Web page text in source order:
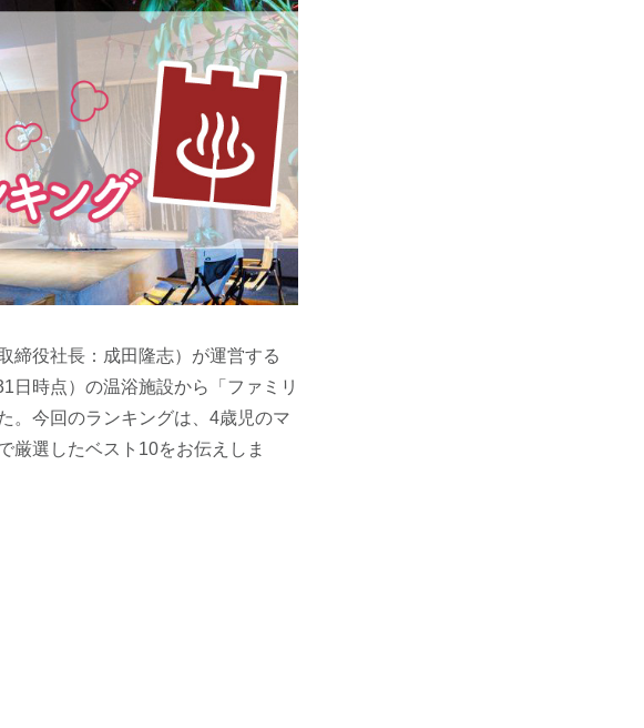
締役社長：成田隆志）が運営する
日時点）の温浴施設から「ファミリ
。今回のランキングは、4歳児のマ
厳選したベスト10をお伝えしま